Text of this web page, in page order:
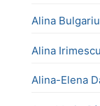
Alina Bulgariu
Alina Irimescu
Alina-Elena